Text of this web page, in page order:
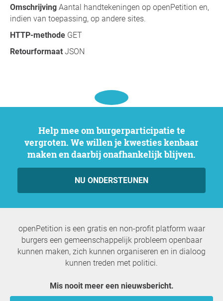
Omschrijving Aantal handtekeningen op openPetition en,
indien van toepassing, op andere sites.
HTTP-methode GET
Retourformaat JSON
Help mee om burgerparticipatie te
vergroten. We willen je kwesties kenbaar
maken en daarbij onafhankelijk blijven.
NU ONDERSTEUNEN
openPetition is een gratis en non-profit platform waar
burgers een gemeenschappelijk probleem openbaar
kunnen maken, zich kunnen organiseren en in dialoog
kunnen treden met politici.
Mis nooit meer een nieuwsbericht.